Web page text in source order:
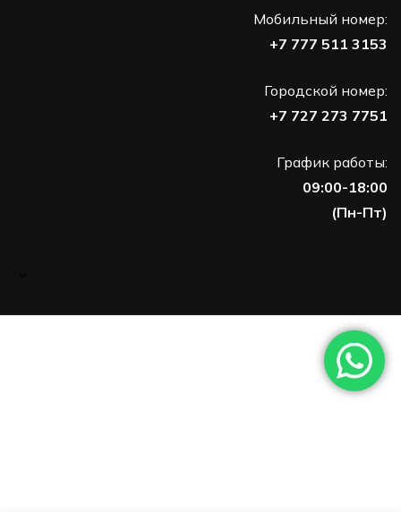
Мобильный номер:
+7 777 511 3153
Городской номер:
+7 727 273 7751
График работы:
09:00-18:00
(Пн-Пт)